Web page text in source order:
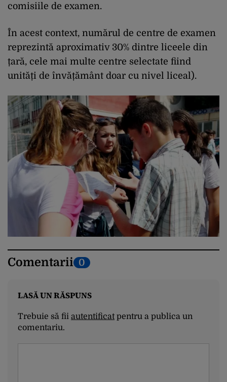
comisiile de examen.
În acest context, numărul de centre de examen
reprezintă aproximativ 30% dintre liceele din
țară, cele mai multe centre selectate fiind
unități de învățământ doar cu nivel liceal).
Comentarii 0
LASĂ UN RĂSPUNS
Trebuie să fii autentificatpentru a publica un
comentariu.